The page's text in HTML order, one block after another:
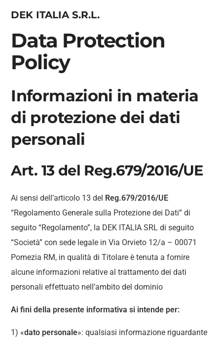
DEK ITALIA S.R.L.
Data Protection
Policy
Informazioni in materia
di protezione dei dati
personali
Art. 13 del Reg.679/2016/UE
Ai sensi dell’articolo 13 del Reg.679/2016/UE
“Regolamento Generale sulla Protezione dei Dati” di
seguito “Regolamento”, la DEK ITALIA SRL di seguito
“Società” con sede legale in Via Orvieto 12/a – 00071
Pomezia RM, in qualità di Titolare è tenuta a fornire
alcune informazioni relative al trattamento dei dati
personali effettuato nell’ambito del dominio
Ai fini della presente informativa si intende per:
1) «dato personale»: qualsiasi informazione riguardante